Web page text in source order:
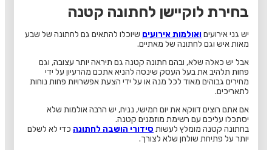
בחירת לוקיישן לחתונה קטנה
יש גני אירועיםואולמות אירועים שיוכלו להתאים גם לחתונה של שבע
מאות איש וגם לחתונה של מאתיים.
אבל יש כאלה שלא, ובהם חתונה קטנה גם תיראה יותר עצובה, וגם
פחות תלהיב את בעל העסק שינסה להניא אתכם מהרעיון על ידי
מחירים גבוהים מאוד לכל מנה או על ידי הצעת אפשרויות פחות נוחות
לתאריכים.
אם אתם רוצים דווקא את יום חמישי, נניח, יש הרבה אולמות שלא
יסתכלו עליכם עם רשימת מוזמנים קטנה.
בחתונה קטנה מומלץ לעשות סידורי הושבה לחתונה כדי לא לשלם
יותר על פתיחת שולחן שלא לצורך.